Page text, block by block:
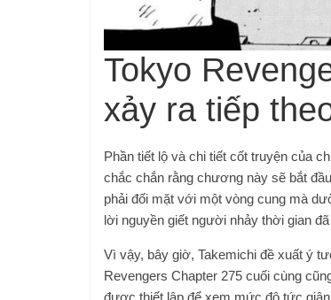
Tokyo
xảy ra tiếp
Phần tiết lộ và chi tiết cốt truyện của
chắc chắn rằng chương này sẽ bắt
phải đối mặt với một vòng cung mà
lời nguyền giết người nhảy thời gian
Vì vậy, bây giờ, Takemichi đề xuất ý
Revengers Chapter 275 cuối cùng